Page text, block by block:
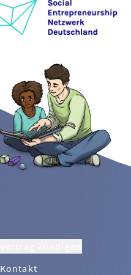
Kontakt